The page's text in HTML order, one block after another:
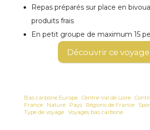
Repas préparés sur place en
produits frais
En petit groupe de maximum 15
Découvrir ce voyage
Bas carbone Europe Centre-Val de Loire
France
Nature Pays Régions de France
Type de voyage Voyages bas carbone